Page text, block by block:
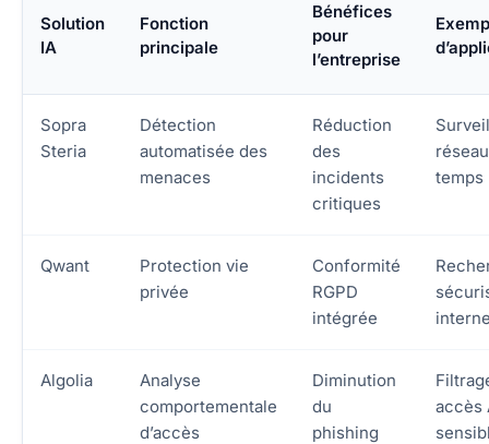
Solution
IA
Fonction
principale
Bénéfices
pour
l’entreprise
Sopra
Steria
Détection
automatisée des
menaces
Réduction
des
incidents
critiques
réseau
temps
Qwant
Protection vie
privée
Conformité
RGPD
intégrée
Algolia
Analyse
comportementale
d’accès
Diminution
du
phishing
accès